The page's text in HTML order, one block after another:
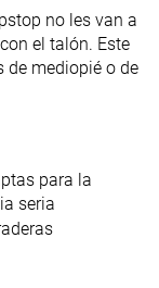
no les van a
el talón. Este
de mediopié o de
para la
seria